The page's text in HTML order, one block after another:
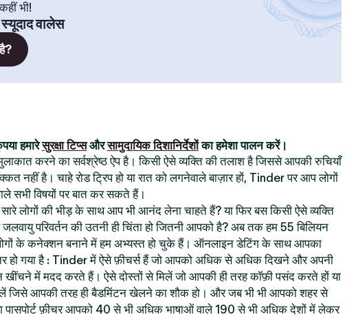
भी!
स्यूदाद वालेस
हमारेसुरक्षा टिप्सऔरसामुदायिक दिशानिर्देशोंका हमेशा पालन करें।
करने का सर्वश्रेष्ठ ऐप है। किसी ऐसे व्यक्ति की तलाश है जिससे आपकी रुचियाँ
नहीं है। चाहे रोड ट्रिप हो या रात को लगनेवाले बाज़ार हों, Tinder पर आप लोगों
सभी विषयों पर बात कर सकते हैं।
लोगों की भीड़ के साथ आप भी आनंद लेना चाहते हैं? या फिर बस किसी ऐसे व्यक्ति
परिवर्तन की उतनी ही चिंता हो जितनी आपको है? अब तक हम 55 बिलियन
के कनेक्शन बनाने में हम अभ्यस्त हो चुके हैं। ऑनलाइन डेटिंग के साथ आपका
हो गया है : Tinder में ऐसे फ़ीचर्स हैं जो आपको अधिक से अधिक दिखने और अपनी
खींचने में मदद करते हैं। ऐसे दोस्तों से मिलें जो आपकी ही तरह कॉफ़ी पसंद करते हों या
जिसे आपकी तरह ही बैडमिंटन खेलने का शौक हो। और जब भी भी आपको शहर से
पासपोर्ट फ़ीचर आपको 40 से भी अधिक भाषाओं वाले 190 से भी अधिक देशों में लेकर